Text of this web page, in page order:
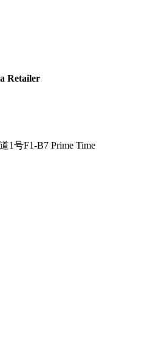
Retailer
1号F1-B7 Prime Time